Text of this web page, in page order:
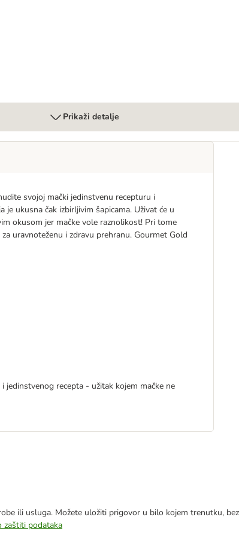
Prikaži detalje
svojoj mački jedinstvenu recepturu i
ukusna čak izbirljivim šapicama. Uživat će ​​u
okusom jer mačke vole raznolikost! Pri tome
uravnoteženu i zdravu prehranu. Gourmet Gold
recepta - užitak kojem mačke ne
ili usluga. Možete uložiti prigovor u bilo kojem trenutku,
zaštiti podataka